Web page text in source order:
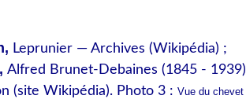
Leprunier— Archives (Wikipédia) ;
Alfred Brunet-Debaines (1845 - 1939)
(site Wikipédia). Photo 3 : Vue du chevet